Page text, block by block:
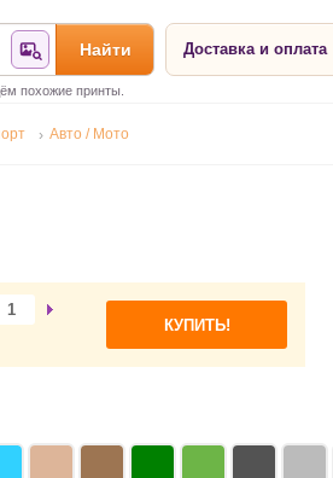
Найти по фотографии
Найти
похожие принты.
Доставка и оплата
Авто / Мото